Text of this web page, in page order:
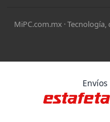
MiPC.com.mx ·